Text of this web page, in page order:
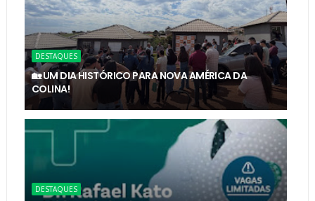
DESTAQUES
🏡 UM DIA HISTÓRICO PARA NOVA AMÉRICA DA
COLINA!
DESTAQUES